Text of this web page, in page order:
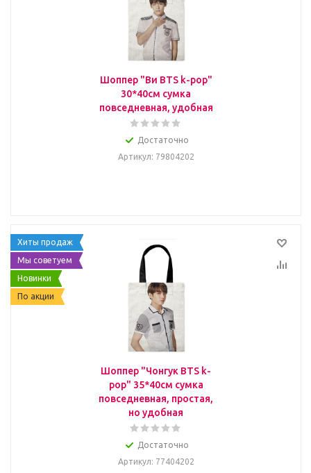
Шоппер "Ви BTS k-pop"
30*40см сумка
повседневная, удобная
Достаточно
Артикул: 79804202
Хиты продаж
Мы советуем
Новинки
По акции
Шоппер "Чонгук BTS k-
pop" 35*40см сумка
повседневная, простая,
но удобная
Достаточно
Артикул: 77404202